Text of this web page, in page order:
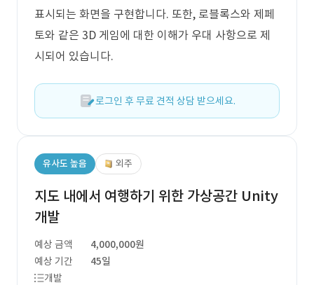
표시되는 화면을 구현합니다. 또한, 로블록스와 제페
토와 같은 3D 게임에 대한 이해가 우대 사항으로 제
시되어 있습니다.
로그인 후 무료 견적 상담 받으세요.
유사도 높음 외주
지도 내에서 여행하기 위한 가상공간 Unity
개발
예상 금액
4,000,000원
예상 기간
45일
개발